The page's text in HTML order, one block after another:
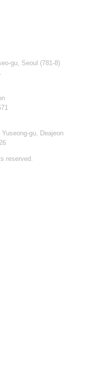
gu, Seoul (781-8)
gu, Deajeon
reserved.